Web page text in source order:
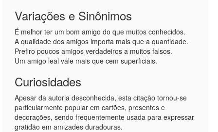
Variações e Sinônimos
É melhor ter um bom amigo do que muitos conhecidos.
A qualidade dos amigos importa mais que a quantidade.
Prefiro poucos amigos verdadeiros a muitos falsos.
Um amigo leal vale mais que cem superficiais.
Curiosidades
Apesar da autoria desconhecida, esta citação tornou-se
particularmente popular em cartões, presentes e
decorações, sendo frequentemente usada para expressar
gratidão em amizades duradouras.